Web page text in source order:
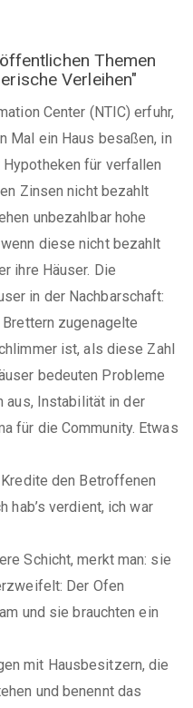
Themen
Verleihen"
Center (NTIC) erfuhr,
Mal ein Haus besaßen, in
für verfallen
Zinsen nicht bezahlt
unbezahlbar hohe
diese nicht bezahlt
ihre Häuser. Die
in der Nachbarschaft:
zugenagelte
ist, als diese Zahl
bedeuten Probleme
aus, Instabilität in der
für die Community. Etwas
den Betroffenen
hab’s verdient, ich war
Schicht, merkt man: sie
Der Ofen
und sie brauchten ein
mit Hausbesitzern, die
und benennt das